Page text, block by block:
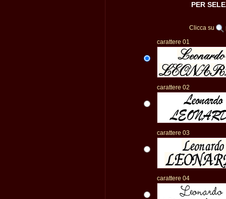
PER
Clicca su
carattere 01
carattere 02
carattere 03
carattere 04